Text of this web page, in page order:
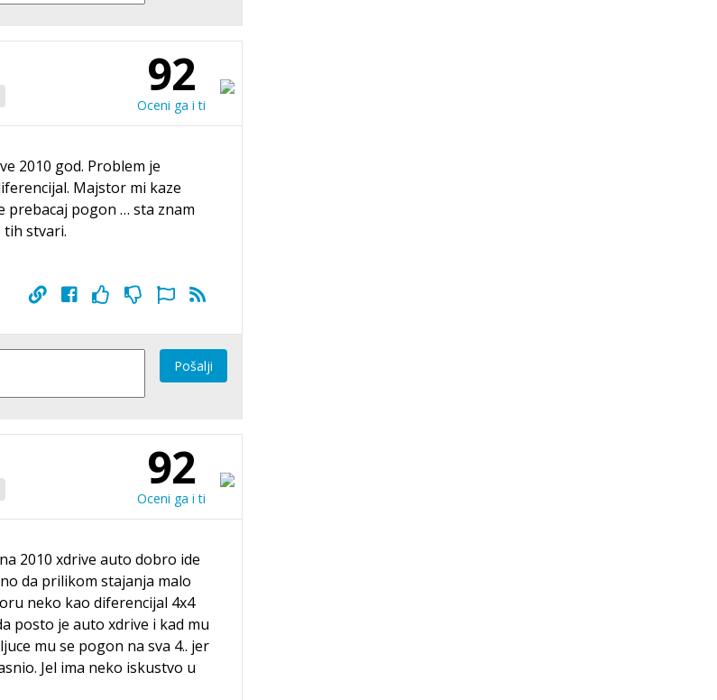
92
Oceni ga i ti
2010 god. Problem je
Majstor mi kaze
prebacaj pogon … sta znam
tih stvari.
Pošalji
92
Oceni ga i ti
2010 xdrive auto dobro ide
da prilikom stajanja malo
neko kao diferencijal 4x4
posto je auto xdrive i kad mu
mu se pogon na sva 4.. jer
Jel ima neko iskustvo u